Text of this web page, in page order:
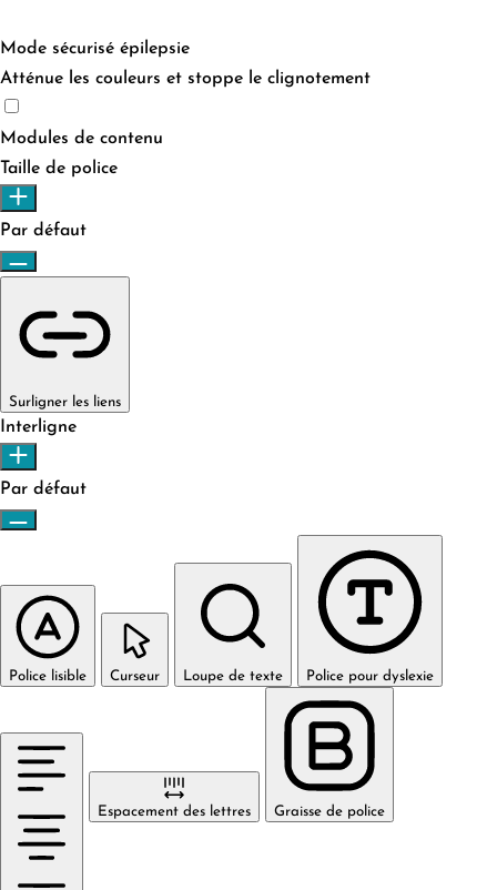
Mode sécurisé épilepsie
Atténue les couleurs et stoppe le clignotement
Modules de contenu
Taille de police
Par défaut
Surligner les liens
Interligne
Par défaut
Police lisible Curseur Loupe de texte Police pour dyslexie
Espacement des lettres Graisse de police